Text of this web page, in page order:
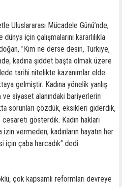
Uluslararası Mücadele Günü’nde,
için çalışmalarını kararlılıkla
"Kim ne derse desin, Türkiye,
kadına şiddet başta olmak üzere
tarihi nitelikte kazanımlar elde
gelmiştir. Kadına yönelik yanlış
ve siyaset alanındaki bariyerlerin
sorunları çözdük, eksikleri giderdik,
gösterdik. Kadın hakları
izin vermeden, kadınların hayatın her
için çaba harcadık" dedi.
çok kapsamlı reformları devreye